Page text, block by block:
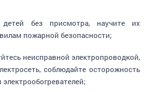
пожарной безопасности;
соблюдайте осторожность